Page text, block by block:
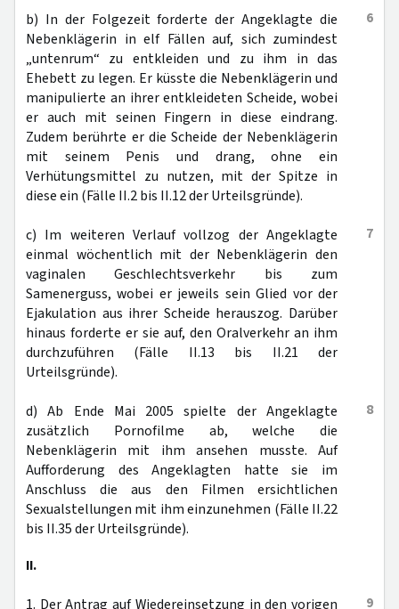
6
b) In der Folgezeit forderte der Angeklagte die
Nebenklägerin in elf Fällen auf, sich zumindest
„untenrum“ zu entkleiden und zu ihm in das
Ehebett zu legen. Er küsste die Nebenklägerin und
manipulierte an ihrer entkleideten Scheide, wobei
er auch mit seinen Fingern in diese eindrang.
Zudem berührte er die Scheide der Nebenklägerin
mit seinem Penis und drang, ohne ein
Verhütungsmittel zu nutzen, mit der Spitze in
diese ein (Fälle II.2 bis II.12 der Urteilsgründe).
7
c) Im weiteren Verlauf vollzog der Angeklagte
einmal wöchentlich mit der Nebenklägerin den
vaginalen Geschlechtsverkehr bis zum
Samenerguss, wobei er jeweils sein Glied vor der
Ejakulation aus ihrer Scheide herauszog. Darüber
hinaus forderte er sie auf, den Oralverkehr an ihm
durchzuführen (Fälle II.13 bis II.21 der
Urteilsgründe).
8
d) Ab Ende Mai 2005 spielte der Angeklagte
zusätzlich Pornofilme ab, welche die
Nebenklägerin mit ihm ansehen musste. Auf
Aufforderung des Angeklagten hatte sie im
Anschluss die aus den Filmen ersichtlichen
Sexualstellungen mit ihm einzunehmen (Fälle II.22
bis II.35 der Urteilsgründe).
II.
9
1. Der Antrag auf Wiedereinsetzung in den vorigen